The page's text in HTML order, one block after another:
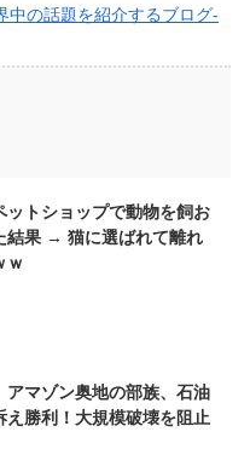
中の話題を紹介するブログ-
ットショップで動物を飼お
結果 → 猫に選ばれて離れ
ｗ
アマゾン奥地の部族、石油
え勝利！大規模破壊を阻止